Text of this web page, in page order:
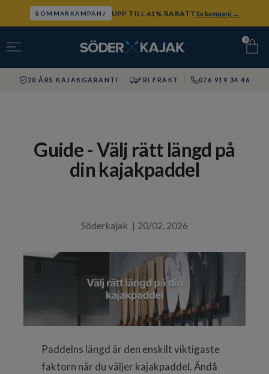
SOMMARKAMPANJ UPP TILL 61% RABATTSe kampanj →
0
20 ÅRS KAJAKGARANTI FRI FRAKT 076 919 34 46
Guide - Välj rätt längd på
din kajakpaddel
Söderkajak | 20/02, 2026
Paddelns längd är den enskilt viktigaste
faktorn när du väljer kajakpaddel. Ändå